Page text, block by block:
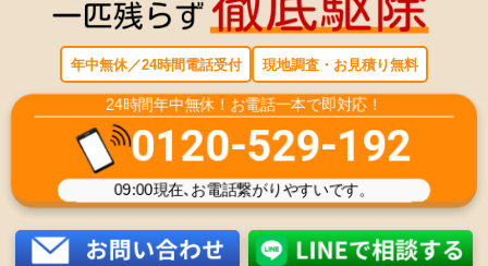
年中無休／24時間電話受付 現地調査・お見積り無料
24時間年中無休！お電話一本で即対応！
0120-529-192
09:00現在､お電話繋がりやすいです。